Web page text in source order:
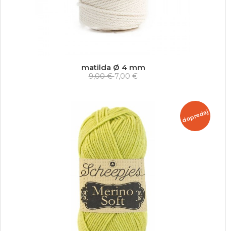
matilda Ø 4 mm
9,00 €7,00 €
dopredaj